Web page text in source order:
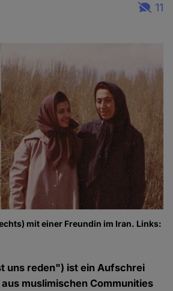
11
mit einer Freundin im Iran. Links:
uns reden") ist ein Aufschrei
muslimischen Communities